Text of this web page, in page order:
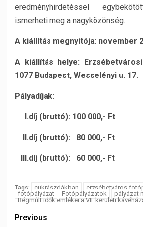
eredményhirdetéssel
ismerheti meg a nagyközönség.
A kiállítás megnyitója: november
A kiállítás helye:
1077 Budapest, Wesselényi u. 17.
Pályadíjak:
I.díj (bruttó): 100 000,- Ft
II.díj (bruttó): 80 000,- Ft
III.díj (bruttó): 60 000,- Ft
Tags: cukrászdákban
erzsébetváros
fotópályázat
Fotópályázatok
pályázat
Régmúlt idők emlékei a VII. kerületi
Previous